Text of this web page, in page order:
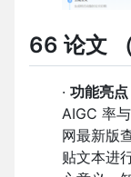
66 论文
· 功能亮点
AIGC 率
网最新版
贴文本进